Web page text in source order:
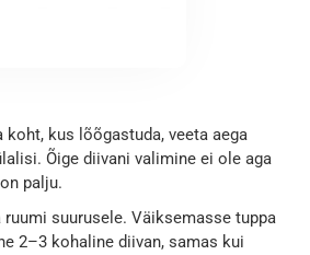
koht, kus lõõgastuda, veeta aega
Õige diivani valimine ei ole aga
palju.
suurusele. Väiksemasse tuppa
2–3 kohaline diivan, samas kui